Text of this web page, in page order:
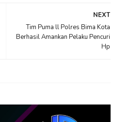
NEXT
Tim Puma ll Polres Bima Kota
Berhasil Amankan Pelaku Pencuri
Hp